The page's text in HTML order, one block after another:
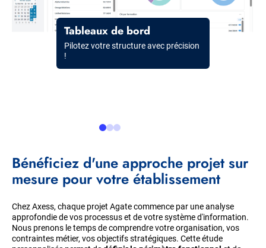
Title
Tableaux de bord
Description
Pilotez votre structure avec précision
!
Bénéficiez d'une approche projet sur
mesure pour votre établissement
Chez Axess, chaque projet Agate commence par une analyse
approfondie de vos processus et de votre système d'information.
Nous prenons le temps de comprendre votre organisation, vos
contraintes métier, vos objectifs stratégiques. Cette étude